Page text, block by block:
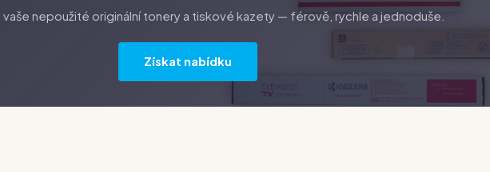
vaše nepoužité originální tonery a tiskové kazety — férově, rychle a jednoduše.
Získat nabídku